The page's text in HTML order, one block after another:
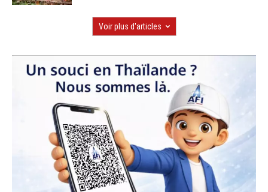
Voir plus d'articles